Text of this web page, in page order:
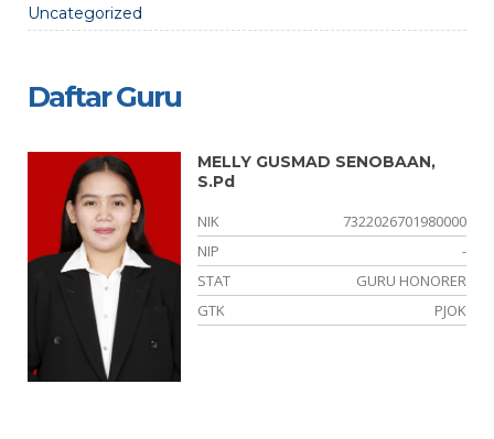
Uncategorized
Daftar Guru
MELLY GUSMAD SENOBAAN,
S.Pd
NIK
7322026701980000
NIP
-
STAT
GURU HONORER
GTK
PJOK